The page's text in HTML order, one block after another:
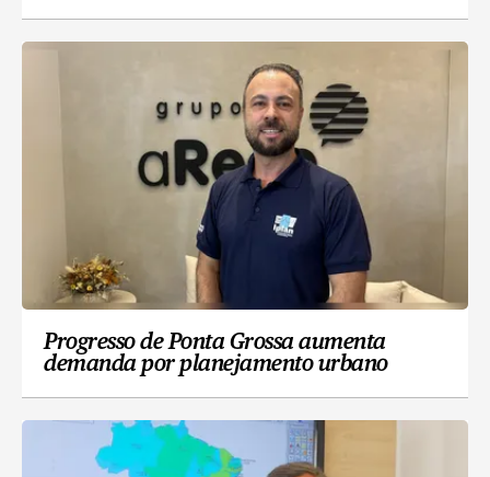
Progresso de Ponta Grossa aumenta
demanda por planejamento urbano